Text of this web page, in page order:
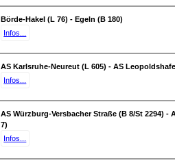
Börde-Hakel (L 76) - Egeln (B 180)
Infos...
AS Karlsruhe-Neureut (L 605) - AS
Infos...
AS Würzburg-Versbacher Straße (B 8/St 2294) -
7)
Infos...